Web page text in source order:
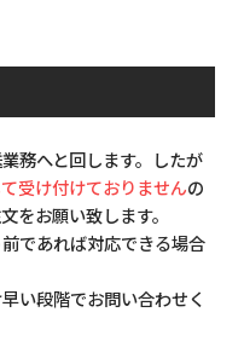
務へと回します。したが
受け付けておりませんの
をお願い致します。
であれば対応できる場合
い段階でお問い合わせく